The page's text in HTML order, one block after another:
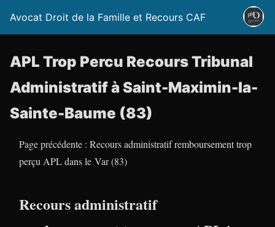
Avocat Droit de la Famille et Recours CAF
APL Trop Percu Recours Tribunal
Administratif à Saint-Maximin-la-
Sainte-Baume (83)
Page précédente : Recours administratif remboursement trop
perçu APL dans le Var (83)
Recours administratif